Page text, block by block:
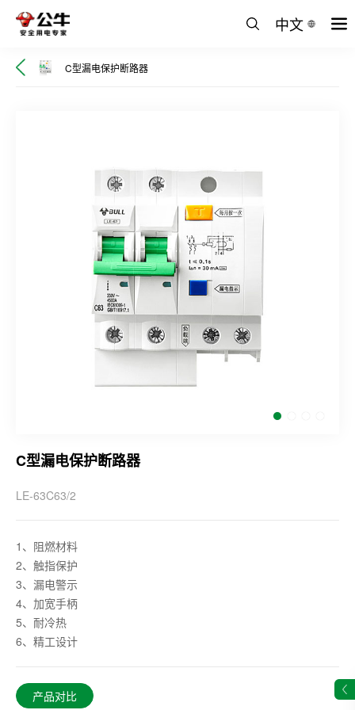
中文
C型漏电保护断路器
C型漏电保护断路器
LE-63C63/2
1、阻燃材料
2、触指保护
3、漏电警示
4、加宽手柄
5、耐冷热
6、精工设计
产品对比